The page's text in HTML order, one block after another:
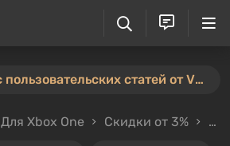
⚡️ Новый конкурс пользовательских статей от VGTimes — участвуйте тут ⚡️
Для Xbox One Скидки от 3%